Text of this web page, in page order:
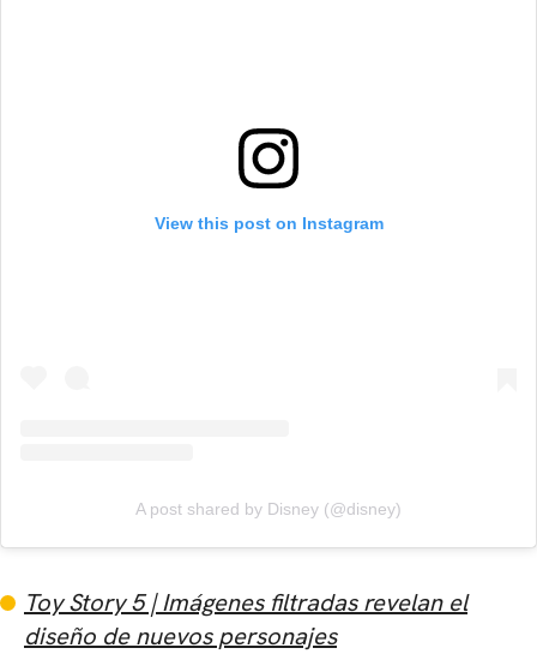
View this post on Instagram
A post shared by Disney (@disney)
Toy Story 5 | Imágenes filtradas revelan el
diseño de nuevos personajes